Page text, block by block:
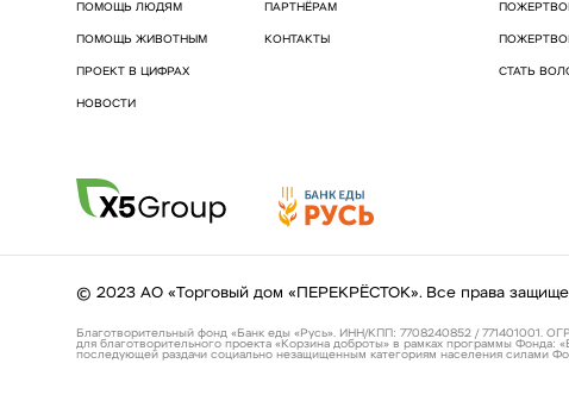
ПОМОЩЬ ЛЮДЯМ
ПОМОЩЬ ЖИВОТНЫМ
ПРОЕКТ В ЦИФРАХ
НОВОСТИ
ПАРТНЁРАМ
КОНТАКТЫ
СТАТЬ
© 2023 АО «Торговый дом «ПЕРЕКРЁСТОК». Все права
Благотворительный фонд «Банк еды «Русь». ИНН/КПП: 7708240852 / 771401001.
для благотворительного проекта «Корзина доброты» в рамках программы Фонда:
последующей раздачи социально незащищенным категориям населения силами